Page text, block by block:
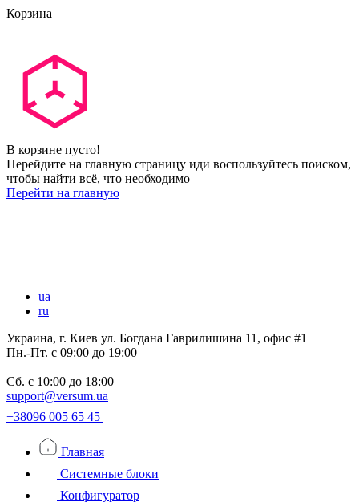
Корзина
В корзине пусто!
Перейдите на главную страницу иди воспользуйтесь поиском,
чтобы найти всё, что необходимо
Перейти на главную
ua
ru
Украина, г. Киев ул. Богдана Гаврилишина 11, офис #1
Пн.-Пт. с 09:00 до 19:00
Сб. с 10:00 до 18:00
support@versum.ua
+38096 005 65 45
Главная
Системные блоки
Конфигуратор